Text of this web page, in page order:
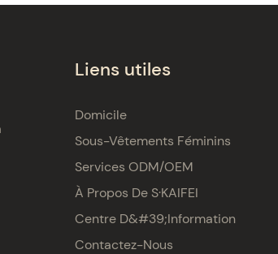
Liens utiles
Domicile
Sous-Vêtements Féminins
Services ODM/OEM
À Propos De S·KAIFEI
Centre D&#39;information
Contactez-Nous